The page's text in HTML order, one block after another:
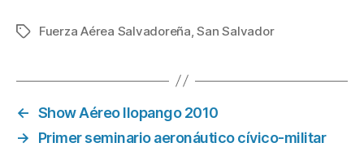
Etiquetas
Fuerza Aérea Salvadoreña,San Salvador
← Show Aéreo Ilopango 2010
→
Primer seminario aeronáutico cívico-militar